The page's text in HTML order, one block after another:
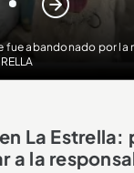
fue abandonado por la
3
La Estrella:
a la